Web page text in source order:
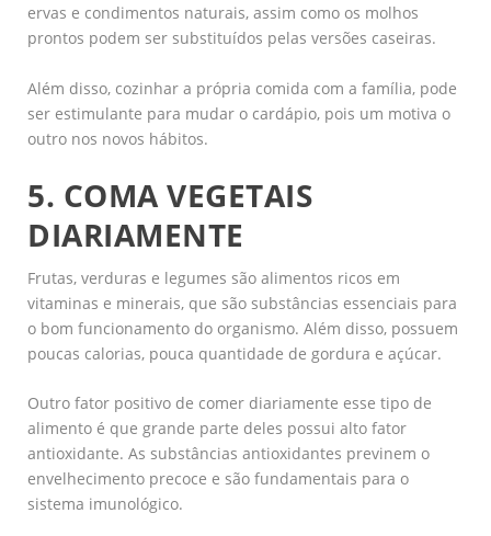
ervas e condimentos naturais, assim como os molhos
prontos podem ser substituídos pelas versões caseiras.
Além disso, cozinhar a própria comida com a família, pode
ser estimulante para mudar o cardápio, pois um motiva o
outro nos novos hábitos.
5. COMA VEGETAIS
DIARIAMENTE
Frutas, verduras e legumes são alimentos ricos em
vitaminas e minerais, que são substâncias essenciais para
o bom funcionamento do organismo. Além disso, possuem
poucas calorias, pouca quantidade de gordura e açúcar.
Outro fator positivo de comer diariamente esse tipo de
alimento é que grande parte deles possui alto fator
antioxidante. As substâncias antioxidantes previnem o
envelhecimento precoce e são fundamentais para o
sistema imunológico.